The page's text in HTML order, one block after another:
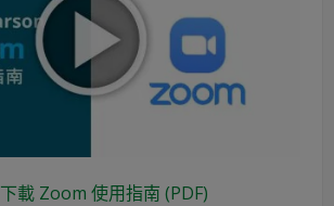
下載 Zoom 使用指南 (PDF)